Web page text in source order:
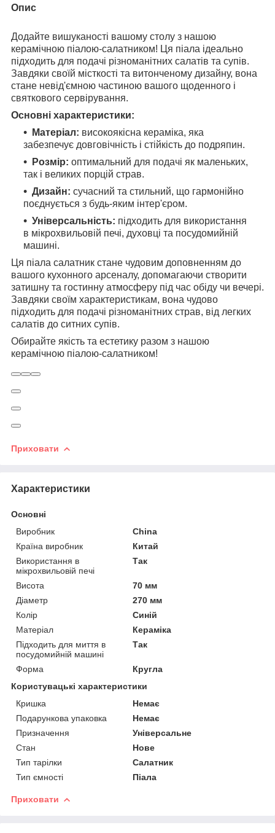
Опис
Додайте вишуканості вашому столу з нашою
керамічною піалою-салатником! Ця піала ідеально
підходить для подачі різноманітних салатів та супів.
Завдяки своїй місткості та витонченому дизайну, вона
стане невід'ємною частиною вашого щоденного і
святкового сервірування.
Основні характеристики:
Матеріал: високоякісна кераміка, яка
забезпечує довговічність і стійкість до подряпин.
Розмір: оптимальний для подачі як маленьких,
так і великих порцій страв.
Дизайн: сучасний та стильний, що гармонійно
поєднується з будь-яким інтер'єром.
Універсальність: підходить для використання
в мікрохвильовій печі, духовці та посудомийній
машині.
Ця піала салатник стане чудовим доповненням до
вашого кухонного арсеналу, допомагаючи створити
затишну та гостинну атмосферу під час обіду чи вечері.
Завдяки своїм характеристикам, вона чудово
підходить для подачі різноманітних страв, від легких
салатів до ситних супів.
Обирайте якість та естетику разом з нашою
керамічною піалою-салатником!
Приховати
Характеристики
Основні
Виробник
China
Країна виробник
Китай
Використання в
мікрохвильовій печі
Так
Висота
70 мм
Діаметр
270 мм
Колір
Синій
Матеріал
Кераміка
Підходить для миття в
посудомийній машині
Так
Форма
Кругла
Користувацькі характеристики
Кришка
Немає
Подарункова упаковка
Немає
Призначення
Універсальне
Стан
Нове
Тип тарілки
Салатник
Тип ємності
Піала
Приховати